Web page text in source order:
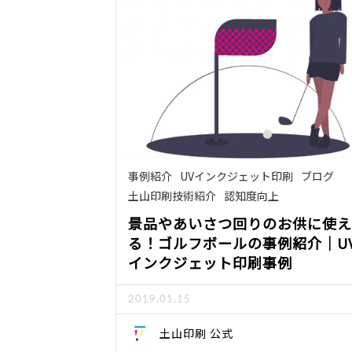
事例紹介 UVインクジェット印刷 ブログ
土山印刷技術紹介 認知度向上
景品やあいさつ回りのお供に使え
る！ゴルフボールの事例紹介｜
インクジェット印刷事例
2019.01.15
土山印刷 公式